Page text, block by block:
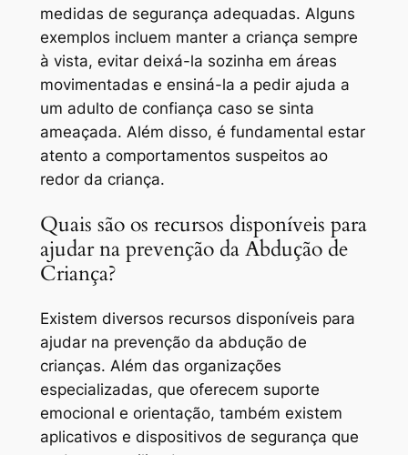
medidas de segurança adequadas. Alguns
exemplos incluem manter a criança sempre
à vista, evitar deixá-la sozinha em áreas
movimentadas e ensiná-la a pedir ajuda a
um adulto de confiança caso se sinta
ameaçada. Além disso, é fundamental estar
atento a comportamentos suspeitos ao
redor da criança.
Quais são os recursos disponíveis para
ajudar na prevenção da Abdução de
Criança?
Existem diversos recursos disponíveis para
ajudar na prevenção da abdução de
crianças. Além das organizações
especializadas, que oferecem suporte
emocional e orientação, também existem
aplicativos e dispositivos de segurança que